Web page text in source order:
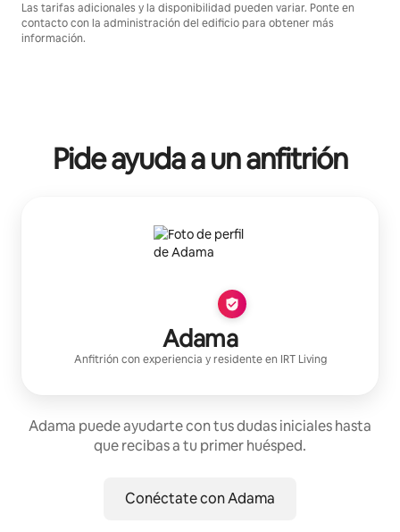
Las tarifas adicionales y la disponibilidad pueden variar. Ponte en
contacto con la administración del edificio para obtener más
información.
Pide ayuda a un anfitrión
Adama
Anfitrión con experiencia y residente en IRT Living
Adama puede ayudarte con tus dudas iniciales hasta
que recibas a tu primer huésped.
Conéctate con Adama